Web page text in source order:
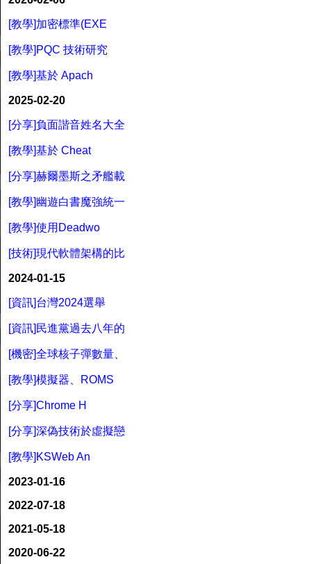
[教學]加密標準(EXE
[教學]PQC 技術研究
[教學]基於 Apach
2025-02-20
[分享]負面諧音姓名大全
[教學]基於 Cheat
[分享]赫爾墨斯之矛艦載
[教學]幽遊白書魔強統一
[教學]使用Deadwo
[技術]現代軟體架構的比
2024-01-15
[資訊]台灣2024選舉
[資訊]民進黨過去八年的
[機密]全球核子彈數量、
[教學]模擬器、ROMS
[分享]Chrome H
[分享]深偽技術於虛擬戀
[教學]KSWeb An
2023-01-16
2022-07-18
2021-05-18
2020-06-22